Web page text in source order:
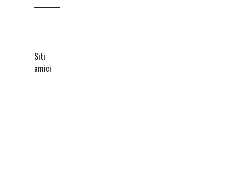
Siti
amici